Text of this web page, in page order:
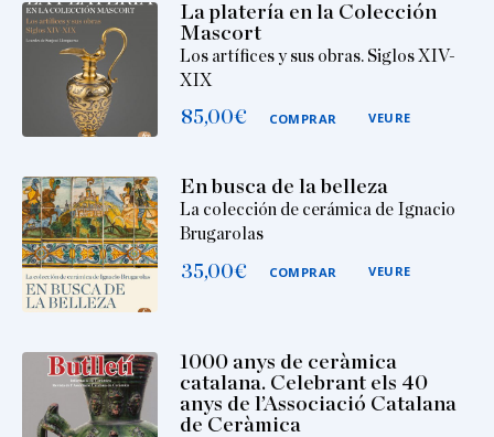
La platería en la Colección
Mascort
Los artífices y sus obras. Siglos XIV-
XIX
85,00€ COMPRAR VEURE
En busca de la belleza
La colección de cerámica de Ignacio
Brugarolas
35,00€ COMPRAR VEURE
1000 anys de ceràmica
catalana. Celebrant els 40
anys de l’Associació Catalana
de Ceràmica